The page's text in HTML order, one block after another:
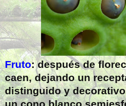
Fruto: después de
caen, dejando un
distinguido y